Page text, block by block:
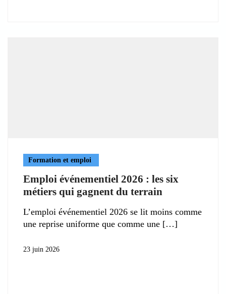
Formation et emploi
Emploi événementiel 2026 : les six
métiers qui gagnent du terrain
L’emploi événementiel 2026 se lit moins comme
une reprise uniforme que comme une
23 juin 2026